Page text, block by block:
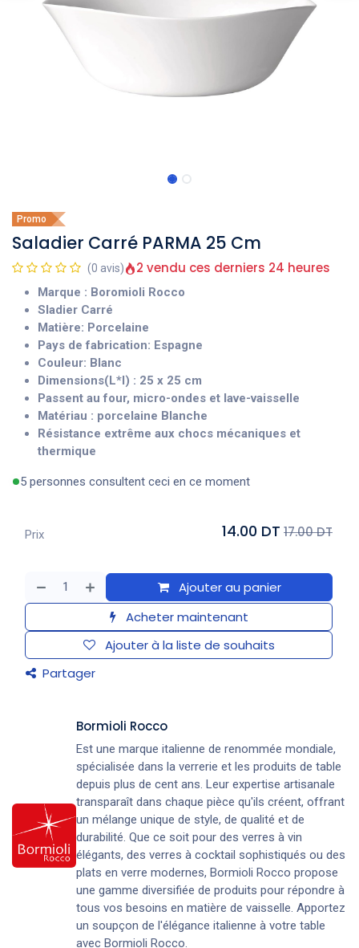
Promo
Saladier Carré PARMA 25 Cm
(0 avis) 2 vendu ces derniers 24 heures
Marque : Boromioli Rocco
Sladier Carré
Matière: Porcelaine
Pays de fabrication: Espagne
Couleur: Blanc
Dimensions(L*l) : 25 x 25 cm
Passent au four, micro-ondes et lave-vaisselle
Matériau : porcelaine Blanche
Résistance extrême aux chocs mécaniques et
thermique
5 personnes consultent ceci en ce moment
Ajouter au panier
Acheter maintenant
Ajouter à la liste de souhaits
Partager
Prix 14.00 DT 17.00 DT
Bormioli Rocco
Est une marque italienne de renommée mondiale,
spécialisée dans la verrerie et les produits de table
depuis plus de cent ans. Leur expertise artisanale
transparaît dans chaque pièce qu'ils créent, offrant
un mélange unique de style, de qualité et de
durabilité. Que ce soit pour des verres à vin
élégants, des verres à cocktail sophistiqués ou des
plats en verre modernes, Bormioli Rocco propose
une gamme diversifiée de produits pour répondre à
tous vos besoins en matière de vaisselle. Apportez
un soupçon de l'élégance italienne à votre table
avec Bormioli Rocco.